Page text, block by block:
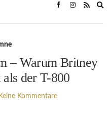
– Warum Britney
der T-800
Keine Kommentare